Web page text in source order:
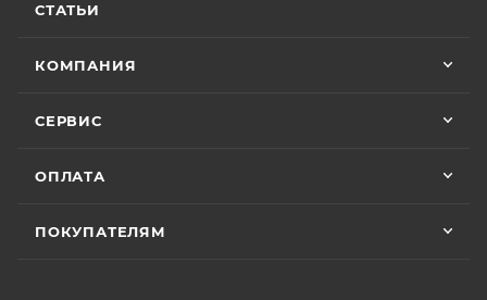
СТАТЬИ
КОМПАНИЯ
СЕРВИС
ОПЛАТА
ПОКУПАТЕЛЯМ